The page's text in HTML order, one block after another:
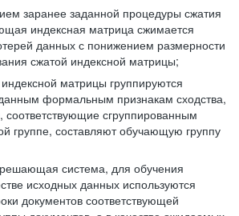
заранее заданной процедуры сжатия
индексная матрица сжимается
данных с понижением размерности
сжатой индексной матрицы;
матрицы группируются
формальным признакам сходства,
соответствующие сгруппированным
группе, составляют обучающую группу
система, для обучения
исходных данных используются
документов соответствующей